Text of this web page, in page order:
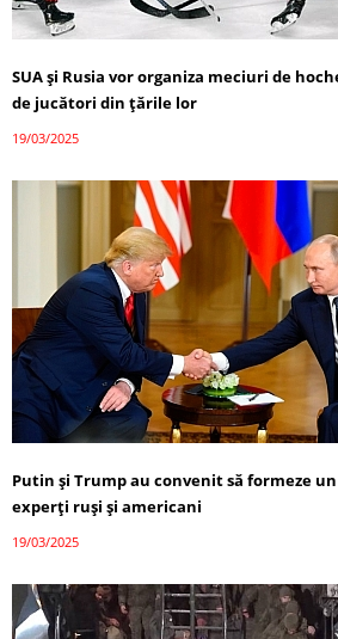
SUA și Rusia vor organiza meciuri de
de jucători din țările lor
19/03/2025
Putin și Trump au convenit să formeze
experți ruși și americani
19/03/2025